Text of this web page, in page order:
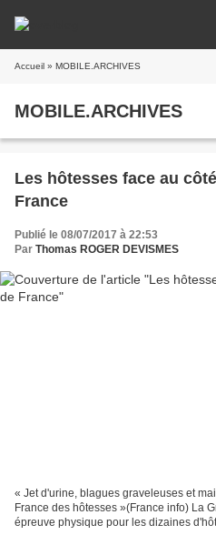
Accueil » MOBILE.ARCHIVES
MOBILE.ARCHIVES
Les hôtesses face au
France
Publié le 08/07/2017 à 22:53
Par Thomas ROGER DEVISMES
« Jet d'urine, blagues graveleuses et
France des hôtesses »(France info) La
épreuve physique pour les dizaines